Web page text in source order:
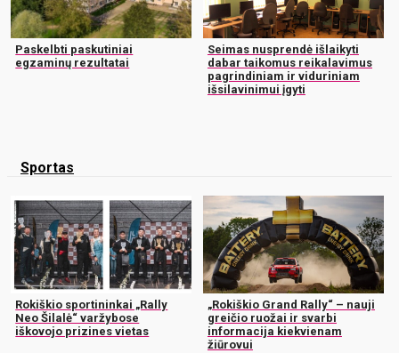
Paskelbti paskutiniai
egzaminų rezultatai
Seimas nusprendė išlaikyti
dabar taikomus reikalavimus
pagrindiniam ir viduriniam
išsilavinimui įgyti
Sportas
Rokiškio sportininkai „Rally
Neo Šilalė“ varžybose
iškovojo prizines vietas
„Rokiškio Grand Rally“ – nauji
greičio ruožai ir svarbi
informacija kiekvienam
žiūrovui